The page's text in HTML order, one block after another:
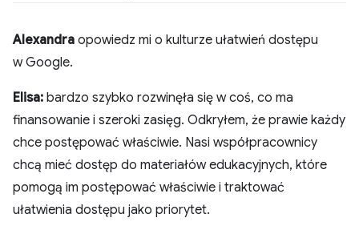
Alexandra opowiedz mi o kulturze ułatwień dostępu
w Google.
Elisa: bardzo szybko rozwinęła się w coś, co ma
finansowanie i szeroki zasięg. Odkryłem, że prawie każdy
chce postępować właściwie. Nasi współpracownicy
chcą mieć dostęp do materiałów edukacyjnych, które
pomogą im postępować właściwie i traktować
ułatwienia dostępu jako priorytet.